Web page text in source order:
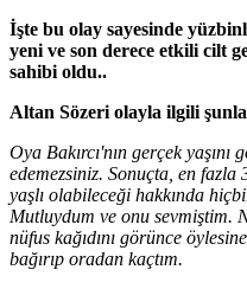
İşte bu olay sayesinde
yeni ve son derece etkili cilt
sahibi oldu..
Altan Sözeri olayla ilgili
Oya Bakırcı'nın gerçek yaşını
edemezsiniz. Sonuçta, en
yaşlı olabileceği hakkında
Mutluydum ve onu sevmiştim.
nüfus kağıdını görünce
bağırıp oradan kaçtım.